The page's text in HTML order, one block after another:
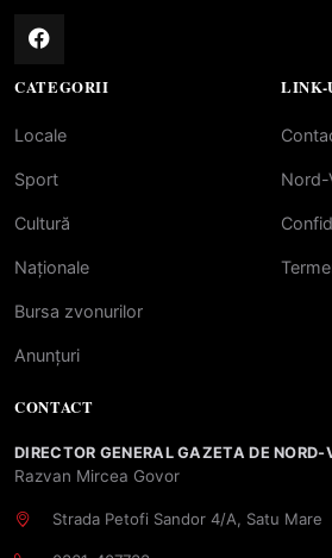
CATEGORII
Locale
Sport
Cultură
Naționale
Bursa zvonurilor
Anunțuri
LINK-
Nord-
CONTACT
DIRECTOR GENERAL GAZETA DE
Razvan Mircea Govor
Strada Petofi Sandor 4/A, Satu Mare